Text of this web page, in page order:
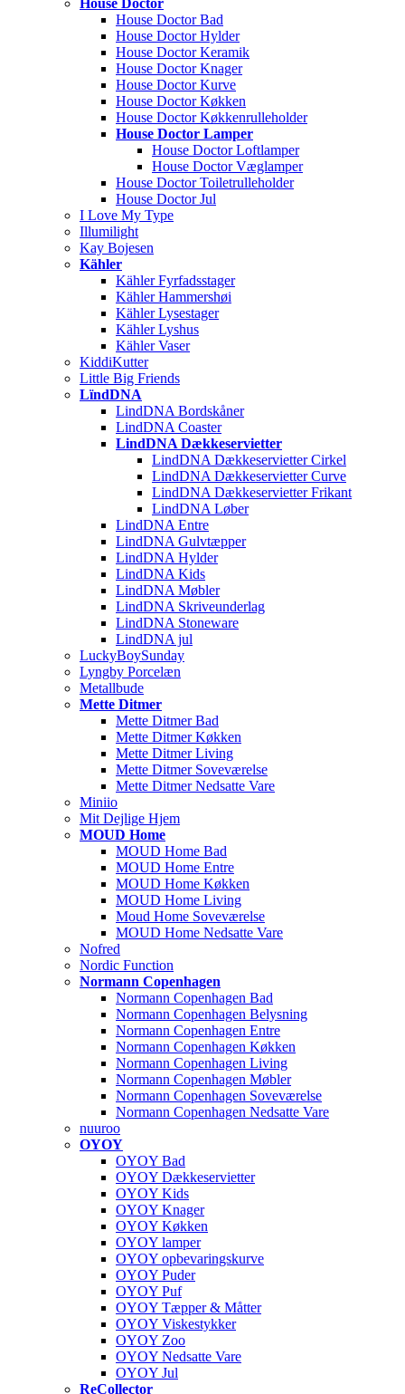
House Doctor
House Doctor Bad
House Doctor Hylder
House Doctor Keramik
House Doctor Knager
House Doctor Kurve
House Doctor Køkken
House Doctor Køkkenrulleholder
House Doctor Lamper
House Doctor Loftlamper
House Doctor Væglamper
House Doctor Toiletrulleholder
House Doctor Jul
I Love My Type
Illumilight
Kay Bojesen
Kähler
Kähler Fyrfadsstager
Kähler Hammershøi
Kähler Lysestager
Kähler Lyshus
Kähler Vaser
KiddiKutter
Little Big Friends
LïndDNA
LindDNA Bordskåner
LindDNA Coaster
LindDNA Dækkeservietter
LindDNA Dækkeservietter Cirkel
LindDNA Dækkeservietter Curve
LindDNA Dækkeservietter Frikant
LindDNA Løber
LindDNA Entre
LindDNA Gulvtæpper
LindDNA Hylder
LindDNA Kids
LindDNA Møbler
LindDNA Skriveunderlag
LindDNA Stoneware
LindDNA jul
LuckyBoySunday
Lyngby Porcelæn
Metallbude
Mette Ditmer
Mette Ditmer Bad
Mette Ditmer Køkken
Mette Ditmer Living
Mette Ditmer Soveværelse
Mette Ditmer Nedsatte Vare
Miniio
Mit Dejlige Hjem
MOUD Home
MOUD Home Bad
MOUD Home Entre
MOUD Home Køkken
MOUD Home Living
Moud Home Soveværelse
MOUD Home Nedsatte Vare
Nofred
Nordic Function
Normann Copenhagen
Normann Copenhagen Bad
Normann Copenhagen Belysning
Normann Copenhagen Entre
Normann Copenhagen Køkken
Normann Copenhagen Living
Normann Copenhagen Møbler
Normann Copenhagen Soveværelse
Normann Copenhagen Nedsatte Vare
nuuroo
OYOY
OYOY Bad
OYOY Dækkeservietter
OYOY Kids
OYOY Knager
OYOY Køkken
OYOY lamper
OYOY opbevaringskurve
OYOY Puder
OYOY Puf
OYOY Tæpper & Måtter
OYOY Viskestykker
OYOY Zoo
OYOY Nedsatte Vare
OYOY Jul
ReCollector